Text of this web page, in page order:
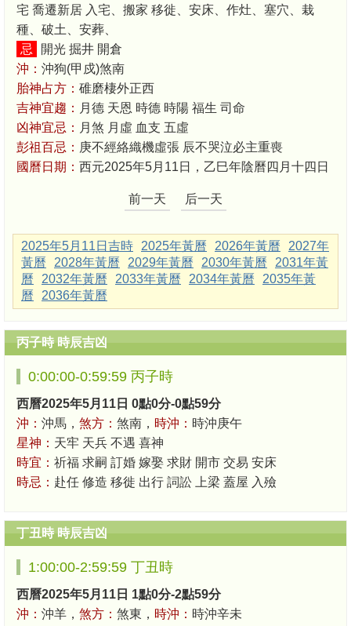
宅 喬遷新居 入宅、搬家 移徙、安床、作灶、塞穴、栽
種、破土、安葬、
忌
開光 掘井 開倉
沖： 沖狗(甲戍)煞南
胎神占方： 碓磨棲外正西
吉神宜趨： 月德 天恩 時德 時陽 福生 司命
凶神宜忌： 月煞 月虛 血支 五虛
彭祖百忌： 庚不經絡織機虛張 辰不哭泣必主重喪
國曆日期： 西元2025年5月11日，乙巳年陰曆四月十四日
前一天 后一天
2025年5月11日吉時 2025年黃曆 2026年黃曆
2027年
黃曆
2028年黃曆 2029年黃曆 2030年黃曆
2031年黃
曆
2032年黃曆 2033年黃曆 2034年黃曆
2035年黃
曆
2036年黃曆
丙子時 時辰吉凶
0:00:00-0:59:59 丙子時
西曆2025年5月11日 0點0分-0點59分
沖： 沖馬， 煞方： 煞南， 時沖： 時沖庚午
星神： 天牢 天兵 不遇 喜神
時宜： 祈福 求嗣 訂婚 嫁娶 求財 開市 交易 安床
時忌： 赴任 修造 移徙 出行 詞訟 上梁 蓋屋 入殮
丁丑時 時辰吉凶
1:00:00-2:59:59 丁丑時
西曆2025年5月11日 1點0分-2點59分
沖： 沖羊， 煞方： 煞東， 時沖： 時沖辛未